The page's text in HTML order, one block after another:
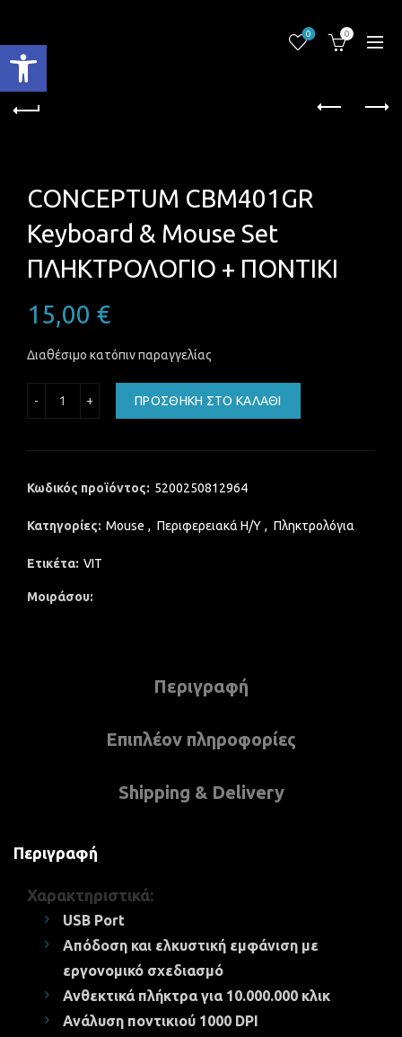
Ανοίξτε τη γραμμή εργαλείων
0 0
CONCEPTUM CBM401GR
Keyboard & Mouse Set
ΠΛΗΚΤΡΟΛΟΓΙΟ + ΠΟΝΤΙΚΙ
15,00 €
Διαθέσιμο κατόπιν παραγγελίας
ΠΡΟΣΘΉΚΗ ΣΤΟ ΚΑΛΆΘΙ
Κωδικός προϊόντος: 5200250812964
Κατηγορίες: Mouse , Περιφερειακά Η/Υ , Πληκτρολόγια
Ετικέτα: VIT
Μοιράσου
Περιγραφή
Επιπλέον πληροφορίες
Shipping & Delivery
Περιγραφή
Χαρακτηριστικά:
USB Port
Απόδοση και ελκυστική εμφάνιση με
εργονομικό σχεδιασμό
Ανθεκτικά πλήκτρα για 10.000.000 κλικ
Ανάλυση ποντικιού 1000 DPI